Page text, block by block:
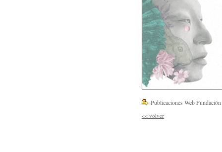
Publicaciones Web
<< volver